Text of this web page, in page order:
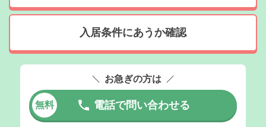
入居条件にあうか確認
お急ぎの方は
無料 電話で問い合わせる